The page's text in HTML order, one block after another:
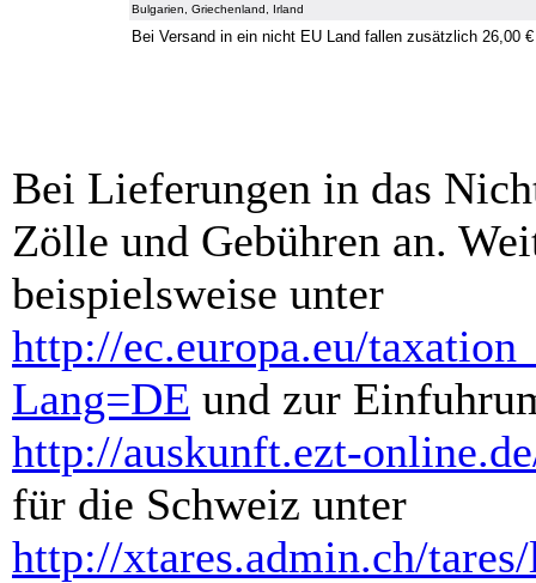
Bulgarien, Griechenland, Irland
Bei Versand in ein nicht EU Land fallen zusätzlich 26,00
Bei Lieferungen in das
Zölle und Gebühren an.
beispielsweise unter
http://ec.europa.eu/
Lang=DE und zur
http://auskunft.ezt-
für die Schweiz unter
http://xtares.admin.ch/